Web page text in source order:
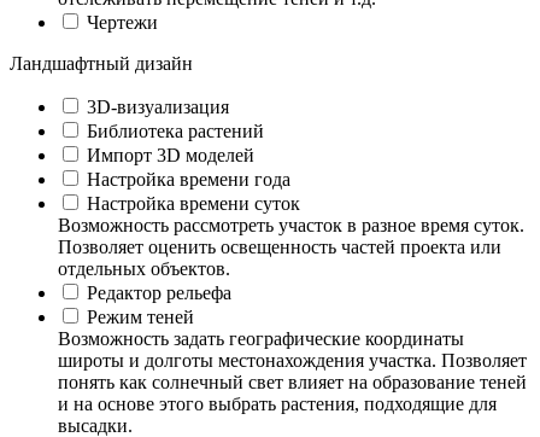
Чертежи
Ландшафтный дизайн
3D-визуализация
Библиотека растений
Импорт 3D моделей
Настройка времени года
Настройка времени суток
Возможность рассмотреть участок в разное время суток.
Позволяет оценить освещенность частей проекта или
отдельных объектов.
Редактор рельефа
Режим теней
Возможность задать географические координаты
широты и долготы местонахождения участка. Позволяет
понять как солнечный свет влияет на образование теней
и на основе этого выбрать растения, подходящие для
высадки.